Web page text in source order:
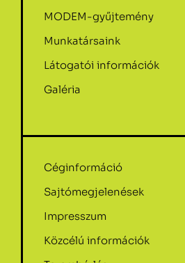
MODEM-gyűjtemény
Munkatársaink
Látogatói információk
Galéria
Céginformáció
Sajtómegjelenések
Impresszum
Közcélú információk